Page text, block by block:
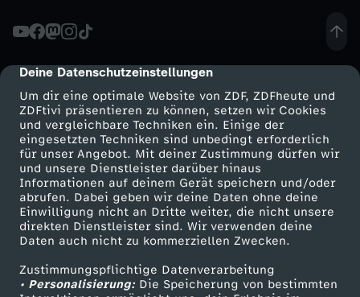
cmp-dialog-description
Deine Datenschutzeinstellungen
Um dir eine optimale Website von ZDF, ZDFheute und
ZDFtivi präsentieren zu können, setzen wir Cookies
und vergleichbare Techniken ein. Einige der
eingesetzten Techniken sind unbedingt erforderlich
für unser Angebot. Mit deiner Zustimmung dürfen wir
und unsere Dienstleister darüber hinaus
Informationen auf deinem Gerät speichern und/oder
abrufen. Dabei geben wir deine Daten ohne deine
Einwilligung nicht an Dritte weiter, die nicht unsere
direkten Dienstleister sind. Wir verwenden deine
Daten auch nicht zu kommerziellen Zwecken.
Zustimmungspflichtige Datenverarbeitung
• Personalisierung:Die Speicherung von bestimmten
i
t
i
s
c
h
e
Mehr ZDF
ZDF-Apps
Smart TV
ZDFtext
Livestreams
Service
ZDFmitreden
Kontakt zum ZDF
Tickets
Zuschauerservice